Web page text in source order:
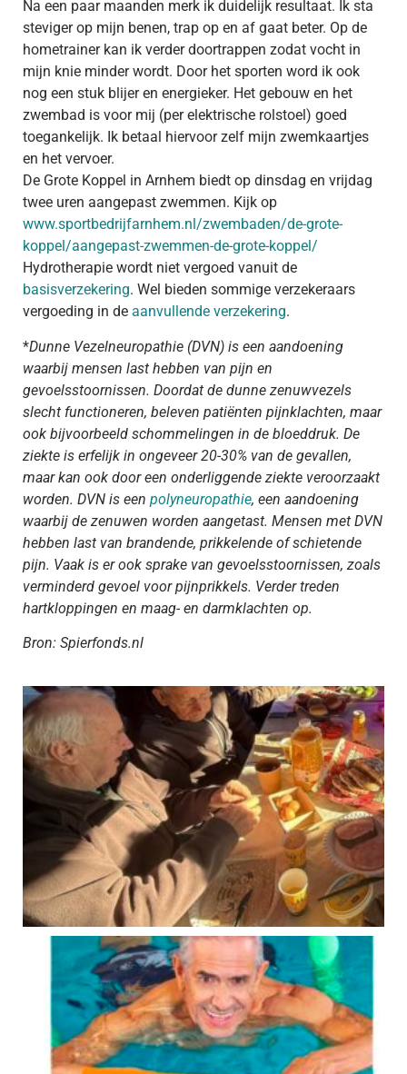
Na een paar maanden merk ik duidelijk resultaat. Ik sta
steviger op mijn benen, trap op en af gaat beter. Op de
hometrainer kan ik verder doortrappen zodat vocht in
mijn knie minder wordt. Door het sporten word ik ook
nog een stuk blijer en energieker. Het gebouw en het
zwembad is voor mij (per elektrische rolstoel) goed
toegankelijk. Ik betaal hiervoor zelf mijn zwemkaartjes
en het vervoer.
De Grote Koppel in Arnhem biedt op dinsdag en vrijdag
twee uren aangepast zwemmen. Kijk op
www.sportbedrijfarnhem.nl/zwembaden/de-grote-
koppel/aangepast-zwemmen-de-grote-koppel/
Hydrotherapie wordt niet vergoed vanuit de
basisverzekering. Wel bieden sommige verzekeraars
vergoeding in de aanvullende verzekering.
*Dunne Vezelneuropathie (DVN) is een aandoening
waarbij mensen last hebben van pijn en
gevoelsstoornissen. Doordat de dunne zenuwvezels
slecht functioneren, beleven patiënten pijnklachten, maar
ook bijvoorbeeld schommelingen in de bloeddruk. De
ziekte is erfelijk in ongeveer 20-30% van de gevallen,
maar kan ook door een onderliggende ziekte veroorzaakt
worden. DVN is een polyneuropathie, een aandoening
waarbij de zenuwen worden aangetast. Mensen met DVN
hebben last van brandende, prikkelende of schietende
pijn. Vaak is er ook sprake van gevoelsstoornissen, zoals
verminderd gevoel voor pijnprikkels. Verder treden
hartkloppingen en maag- en darmklachten op.
Bron: Spierfonds.nl